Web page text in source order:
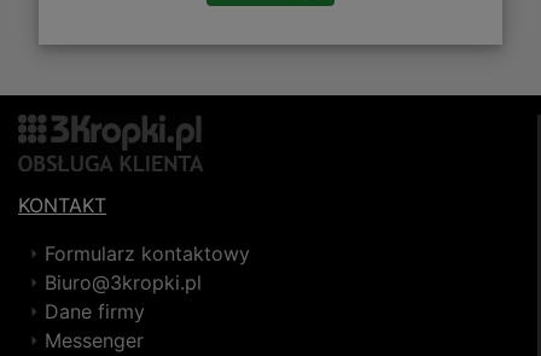
KONTAKT
Formularz kontaktowy
Biuro@3kropki.pl
Dane firmy
Messenger